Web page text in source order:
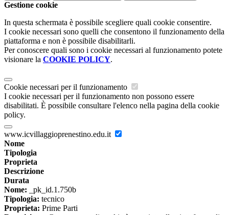
Gestione cookie
In questa schermata è possibile scegliere quali cookie consentire.
I cookie necessari sono quelli che consentono il funzionamento della
piattaforma e non è possibile disabilitarli.
Per conoscere quali sono i cookie necessari al funzionamento potete
visionare la COOKIE POLICY.
Cookie necessari per il funzionamento
I cookie necessari per il funzionamento non possono essere
disabilitati. È possibile consultare l'elenco nella pagina della cookie
policy.
www.icvillaggioprenestino.edu.it
Nome
Tipologia
Proprieta
Descrizione
Durata
Nome: _pk_id.1.750b
Tipologia: tecnico
Proprieta: Prime Parti